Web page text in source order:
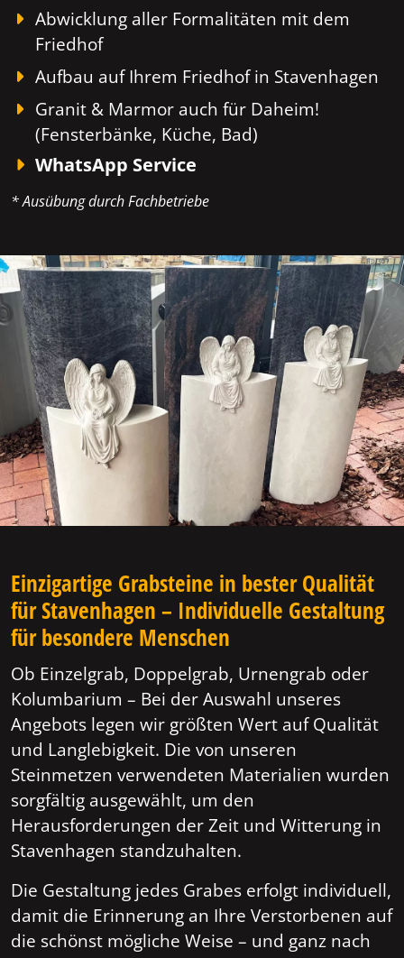
Abwicklung aller Formalitäten mit dem
Friedhof
Aufbau auf Ihrem Friedhof in Stavenhagen
Granit & Marmor auch für Daheim!
(Fensterbänke, Küche, Bad)
WhatsApp Service
* Ausübung durch Fachbetriebe
Einzigartige Grabsteine in bester Qualität
für Stavenhagen – Individuelle Gestaltung
für besondere Menschen
Ob Einzelgrab, Doppelgrab, Urnengrab oder
Kolumbarium – Bei der Auswahl unseres
Angebots legen wir größten Wert auf Qualität
und Langlebigkeit. Die von unseren
Steinmetzen verwendeten Materialien wurden
sorgfältig ausgewählt, um den
Herausforderungen der Zeit und Witterung in
Stavenhagen standzuhalten.
Die Gestaltung jedes Grabes erfolgt individuell,
damit die Erinnerung an Ihre Verstorbenen auf
die schönst mögliche Weise – und ganz nach